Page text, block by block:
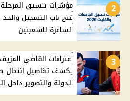
2
فتح باب التسجيل والحد
الشاغرة للشعبتين
3
اعترافات القاضي
يكشف تفاصيل
الدولة والتصوير داخل